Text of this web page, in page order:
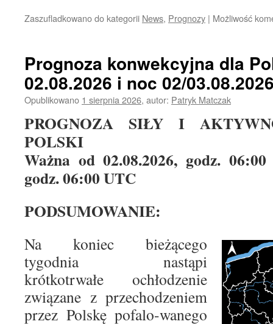
Zaszufladkowano do kategorii News, Prognozy | Możliwość
Prognoza konwekcyjna dla
02.08.2026 i noc 02/
Opublikowano 1 sierpnia 2026, autor: Patryk Matczak
PROGNOZA SIŁY I
POLSKI
Ważna od 02.08.2026, godz.
godz. 06:00 UTC
PODSUMOWANIE:
Na koniec bieżącego
tygodnia nastąpi
krótkotrwałe ochłodzenie
związane z przechodzeniem
przez Polskę pofalo-wanego